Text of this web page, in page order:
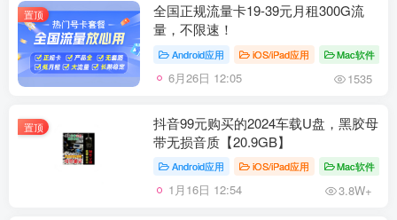
置顶
全国正规流量卡19-39元月租300G流
量，不限速！
Android应用 iOS/iPad应用 Mac软件
6月26日 12:05 1535
置顶
抖音99元购买的2024车载U盘，黑胶母
带无损音质【20.9GB】
Android应用 iOS/iPad应用 Mac软件
1月16日 12:54 3.8W+